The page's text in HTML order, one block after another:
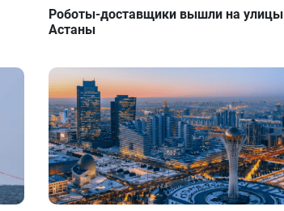
Роботы-доставщики вышли на улицы
Астаны